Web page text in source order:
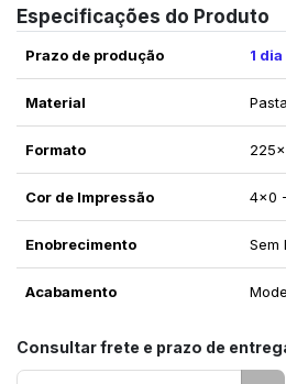
Especificações do Produto
Prazo de produção 1
Material
Formato
Cor de Impressão 4x0
Enobrecimento Sem
Acabamento
Consultar frete e prazo de